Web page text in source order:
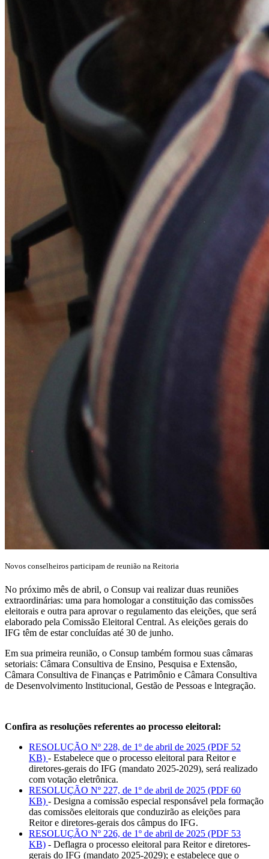
Novos conselheiros participam de reunião na Reitoria
No próximo mês de abril, o Consup vai realizar duas reuniões
extraordinárias: uma para homologar a constituição das comissões
eleitorais e outra para aprovar o regulamento das eleições, que será
elaborado pela Comissão Eleitoral Central. As eleições gerais do
IFG têm de estar concluídas até 30 de junho.
Em sua primeira reunião, o Consup também formou suas câmaras
setoriais: Câmara Consultiva de Ensino, Pesquisa e Extensão,
Câmara Consultiva de Finanças e Patrimônio e Câmara Consultiva
de Desenvolvimento lnstitucional, Gestão de Pessoas e lntegração.
Confira as resoluções referentes ao processo eleitoral:
RESOLUÇÃO Nº 228, de 1º de abril de 2025 (PDF 52
KB) - Estabelece que o processo eleitoral para Reitor e
diretores-gerais do IFG (mandato 2025-2029), será realizado
com votação eletrônica.
RESOLUÇÃO Nº 227, de 1º de abril de 2025 (PDF 60
KB) - Designa a comissão especial responsável pela formação
das comissões eleitorais que conduzirão as eleições para
Reitor e diretores-gerais dos câmpus do IFG.
RESOLUÇÃO Nº 226, de 1º de abril de 2025 (PDF 53
KB) - Deflagra o processo eleitoral para Reitor e diretores-
gerais do IFG (mandato 2025-2029); e estabelece que o